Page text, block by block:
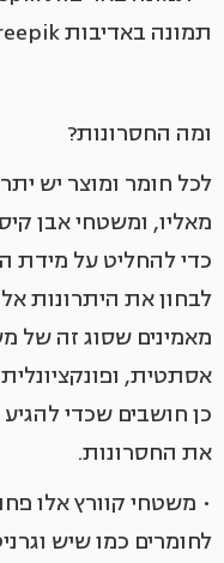
תמונה באדיבות freepik
ומה החסרונות?
לכל חומר ומוצר יש
מאליו, ומשטחי אבן
כדי להחליט על מידת
לבחון את היתרונות
מאמינים שסוג זה של
אסתטית,
כן חושבים שכדי
את החסרונות.
• משטחי קוורץ אלו
לחומרים כמו שיש